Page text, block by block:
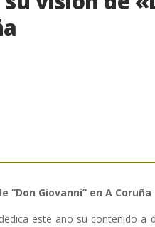
“Don Giovanni” en A Coruña
este año su contenido